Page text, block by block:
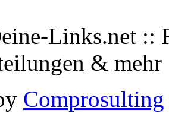
Links.net ::
&
Comprosulting